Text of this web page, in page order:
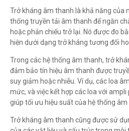
Trở kháng âm thanh là khả năng của
thống truyền tải âm thanh để ngăn
hoặc phản chiếu trở lại. Nó được đo
hiện dưới dạng trở kháng tương đối
Trong các hệ thống âm thanh, trở
đảm bảo tín hiệu âm thanh được
suy giảm hoặc nhiễu. Ví dụ, các loa
mức, và việc kết hợp các loa với
giúp tối ưu hiệu suất của hệ thống âm
Trở kháng âm thanh cũng được sử